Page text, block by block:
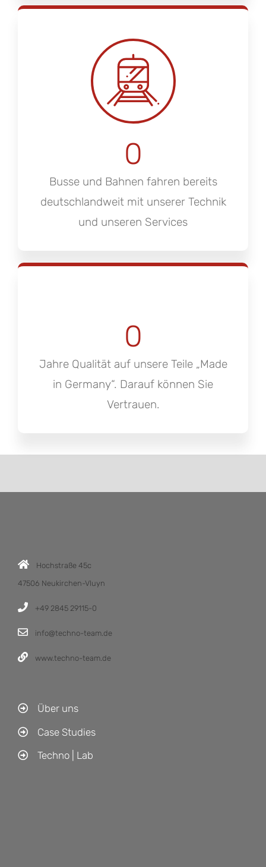
0
Busse und Bahnen fahren bereits
deutschlandweit mit unserer Technik
und unseren Services
0
Jahre Qualität auf unsere Teile „Made
in Germany“. Darauf können Sie
Vertrauen.
Hochstraße 45c
47506 Neukirchen-Vluyn
+49 2845 29115-0
info@techno-team.de
www.techno-team.de
Über uns
Case Studies
Techno | Lab